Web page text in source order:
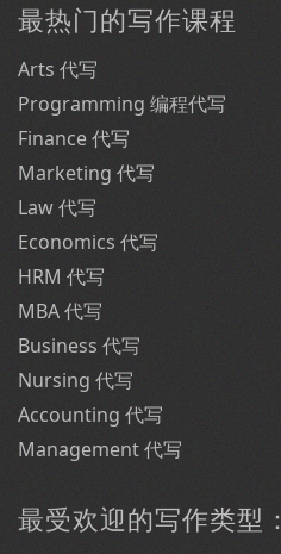
最热门的写作课程
Arts 代写
Programming 编程代写
Finance 代写
Marketing 代写
Law 代写
Economics 代写
HRM 代写
MBA 代写
Business 代写
Nursing 代写
Accounting 代写
Management 代写
最受欢迎的写作类型：